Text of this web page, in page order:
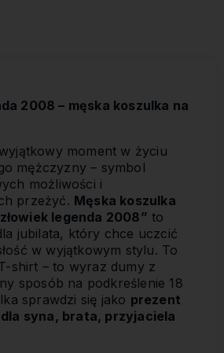
2008 – męska koszulka na
moment w życiu
mężczyzny – symbol
możliwości i
przeżyć. Męska koszulka
legenda 2008” to
jubilata, który chce uczcić
w wyjątkowym stylu. To
shirt – to wyraz dumy z
sposób na podkreślenie 18
sprawdzi się jako prezent
syna, brata, przyjaciela